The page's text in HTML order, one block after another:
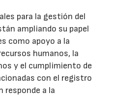
para la gestión del
ampliando su papel
como apoyo a la
humanos, la
y el cumplimiento de
con el registro
responde a la